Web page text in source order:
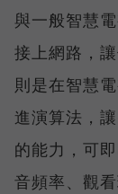
與一般智慧
接上網路，
則是在智慧
進演算法，
的能力，可
音頻率、觀